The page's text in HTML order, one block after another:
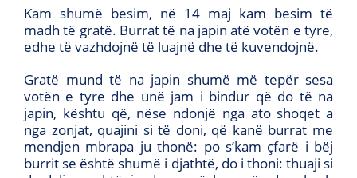
Kam shumë besim, në 14 maj kam besim të
madh të gratë. Burrat të na japin atë votën e tyre,
edhe të vazhdojnë të luajnë dhe të kuvendojnë.
Gratë mund të na japin shumë më tepër sesa
votën e tyre dhe unë jam i bindur që do të na
japin, kështu që, nëse ndonjë nga ato shoqet a
nga zonjat, quajini si të doni, që kanë burrat me
mendjen mbrapa ju thonë: po s’kam çfarë i bëj
burrit se është shumë i djathtë, do i thoni: thuaji si